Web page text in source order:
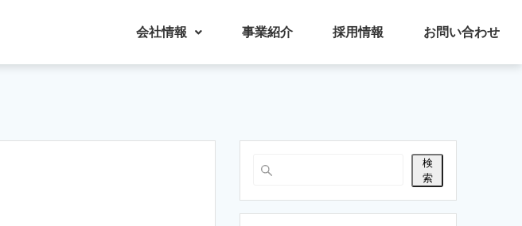
会社情報 事業紹介 採用情報 お問い合わせ
検
索